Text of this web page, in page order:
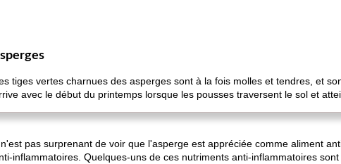
tiges vertes charnues des asperges sont à la fois molles et tendres, et
avec le début du printemps lorsque les pousses traversent le sol et
pas surprenant de voir que l'asperge est appréciée comme aliment
inflammatoires. Quelques-uns de ces nutriments anti-inflammatoires